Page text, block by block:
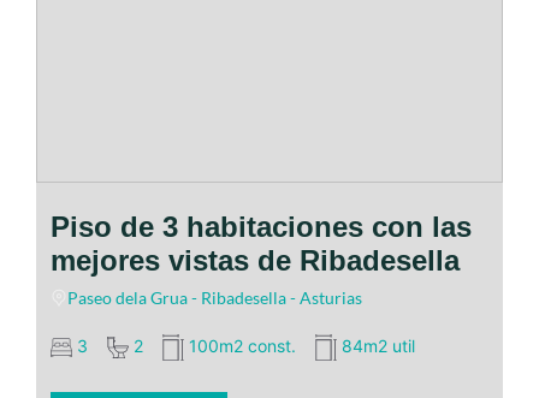
Piso de 3 habitaciones con las
mejores vistas de Ribadesella
Paseo dela Grua - Ribadesella - Asturias
3 2 100m2 const. 84m2 util